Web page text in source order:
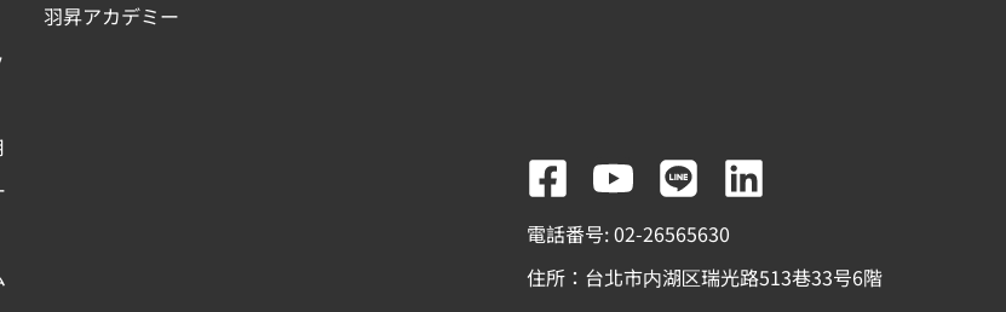
羽昇アカデミー
F
a
c
Y
o
u
L
i
n
L
n
電話番号: 02-26565630
住所：台北市内湖区瑞光路513巷33号6階